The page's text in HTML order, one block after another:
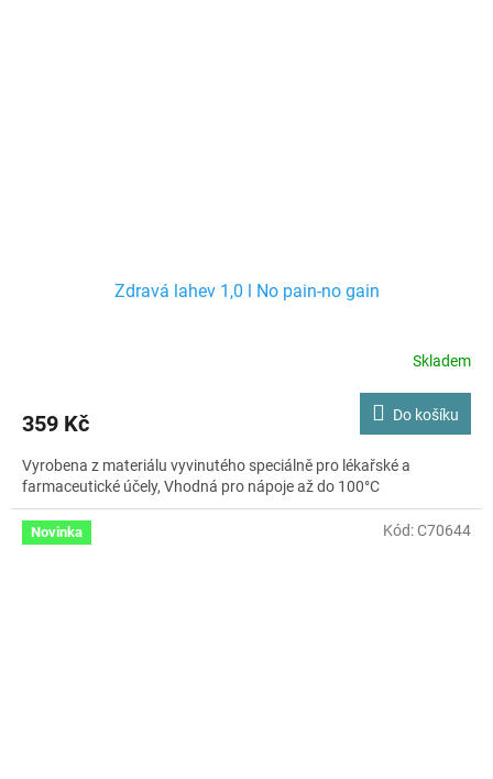
Zdravá lahev 1,0 l No pain-no gain
Skladem
359 Kč Do košíku
Vyrobena z materiálu vyvinutého speciálně pro lékařské a
farmaceutické účely, Vhodná pro nápoje až do 100°C
Novinka Kód:C70644